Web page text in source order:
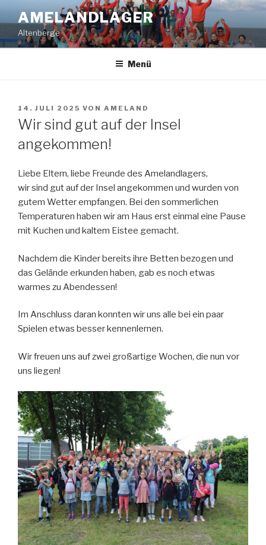
Inhalt
springen
AMELANDLAGER
Altenberge
Menü
VERÖFFENTLICHT
AM
14. JULI 2025 VON AMELAND
Wir sind gut auf der Insel
angekommen!
Liebe Eltern, liebe Freunde des Amelandlagers,
wir sind gut auf der Insel angekommen und wurden von
gutem Wetter empfangen. Bei den sommerlichen
Temperaturen haben wir am Haus erst einmal eine Pause
mit Kuchen und kaltem Eistee gemacht.
Nachdem die Kinder bereits ihre Betten bezogen und
das Gelände erkunden haben, gab es noch etwas
warmes zu Abendessen!
Im Anschluss daran konnten wir uns alle bei ein paar
Spielen etwas besser kennenlernen.
Wir freuen uns auf zwei großartige Wochen, die nun vor
uns liegen!